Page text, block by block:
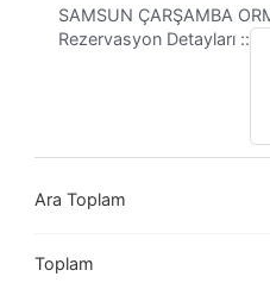
SAMSUN ÇARŞAMBA
Rezervasyon Detayları ::
Ara Toplam
Toplam